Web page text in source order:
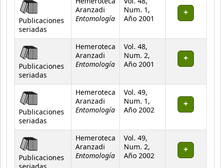
Publicaciones
seriadas
Aranzadi
Entomología
Num. 1,
Año 2001
Publicaciones
seriadas
Hemeroteca
Aranzadi
Entomología
Vol. 48,
Num. 2,
Año 2001
Publicaciones
seriadas
Hemeroteca
Aranzadi
Entomología
Vol. 49,
Num. 1,
Año 2002
Publicaciones
Hemeroteca
Aranzadi
Entomología
Vol. 49,
Num. 2,
Año 2002